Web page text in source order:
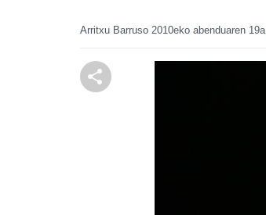
Arritxu Barruso 2010eko abenduaren 19a